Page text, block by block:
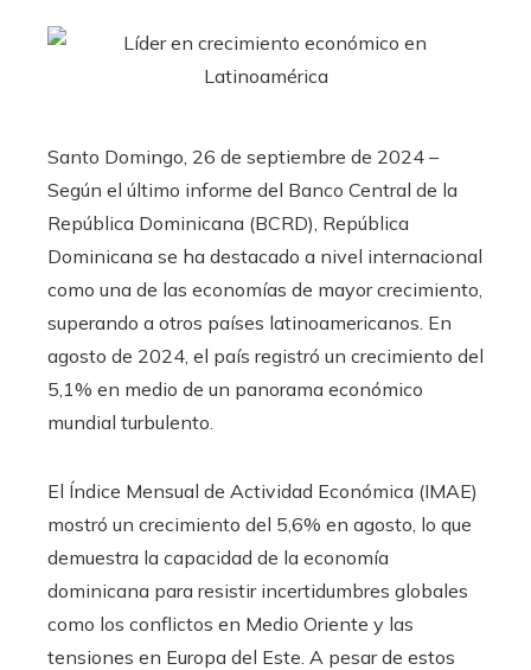
Santo Domingo, 26 de septiembre de 2024 –
Según el último informe del Banco Central de la
República Dominicana (BCRD), República
Dominicana se ha destacado a nivel internacional
como una de las economías de mayor crecimiento,
superando a otros países latinoamericanos. En
agosto de 2024, el país registró un crecimiento del
5,1% en medio de un panorama económico
mundial turbulento.
El Índice Mensual de Actividad Económica (IMAE)
mostró un crecimiento del 5,6% en agosto, lo que
demuestra la capacidad de la economía
dominicana para resistir incertidumbres globales
como los conflictos en Medio Oriente y las
tensiones en Europa del Este. A pesar de estos